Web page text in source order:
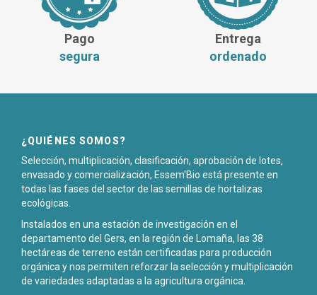
Pago
segura
Entrega
ordenado
¿QUIÉNES SOMOS?
Selección, multiplicación, clasificación, aprobación de lotes,
envasado y comercialización, Essem'Bio está presente en
todas las fases del sector de las semillas de hortalizas
ecológicas.
Instalados en una estación de investigación en el
departamento del Gers, en la región de Lomaña, las 38
hectáreas de terreno están certificadas para producción
orgánica y nos permiten reforzar la selección y multiplicación
de variedades adaptadas a la agricultura orgánica.